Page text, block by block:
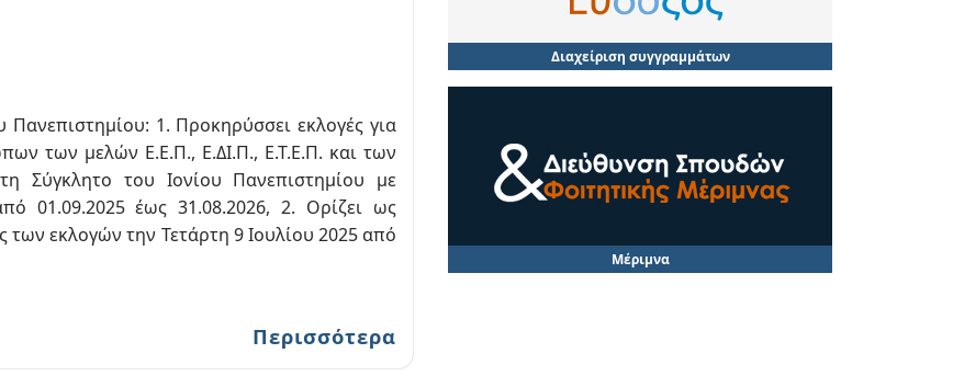
1. Προκηρύσσει εκλογές για
των μελών Ε.Ε.Π., Ε.ΔΙ.Π., Ε.Τ.Ε.Π. και των
Σύγκλητο του Ιονίου Πανεπιστημίου με
01.09.2025 έως 31.08.2026, 2. Ορίζει ως
των εκλογών την Τετάρτη 9 Ιουλίου 2025 από
Περισσότερα
Διαχείριση συγγραμμάτων
Μέριμνα